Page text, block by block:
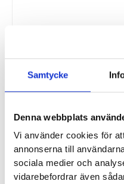
Samtycke
Denna webbplats
Vi använder cookies för
annonserna till
sociala medier och
vidarebefordrar även
Eskimo Timor Studs
Dam
1700kr